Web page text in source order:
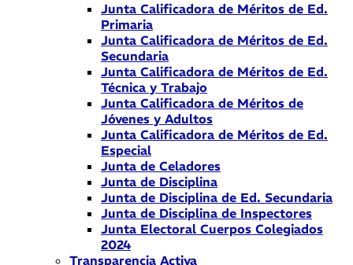
Junta Calificadora de Méritos de Ed.
Primaria
Junta Calificadora de Méritos de Ed.
Secundaria
Junta Calificadora de Méritos de Ed.
Técnica y Trabajo
Junta Calificadora de Méritos de
Jóvenes y Adultos
Junta Calificadora de Méritos de Ed.
Especial
Junta de Celadores
Junta de Disciplina
Junta de Disciplina de Ed. Secundaria
Junta de Disciplina de Inspectores
Junta Electoral Cuerpos Colegiados
2024
Transparencia Activa